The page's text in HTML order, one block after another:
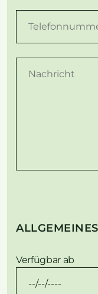
ALLGEMEINES
Verfügbar ab